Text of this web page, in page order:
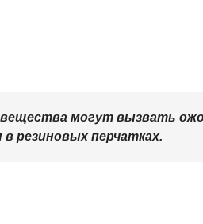
могут вызвать
резиновых перчатках.